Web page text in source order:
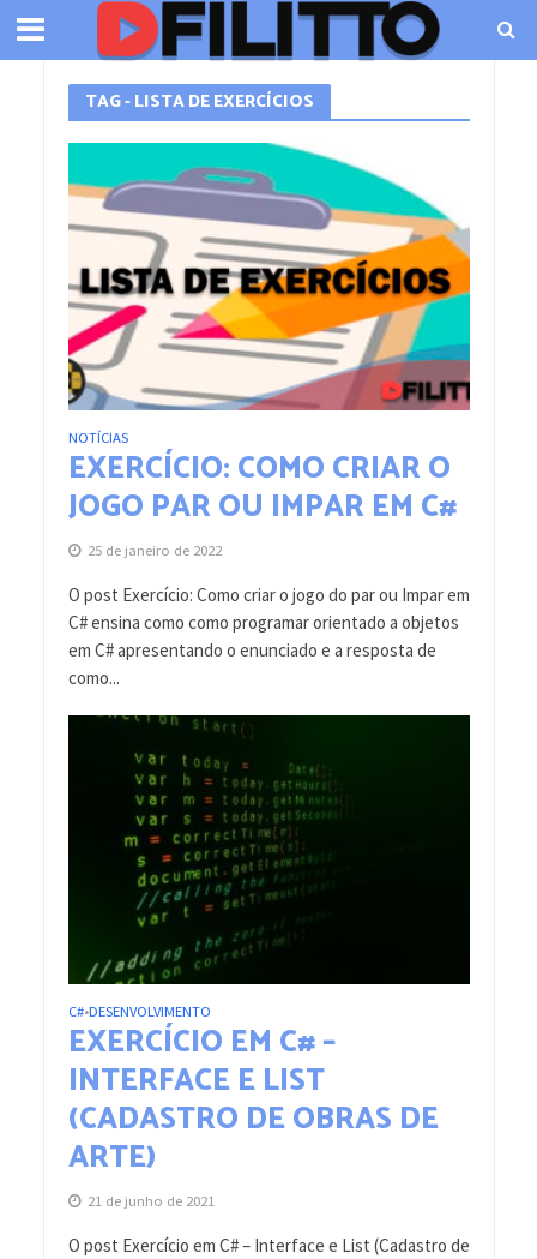
TAG - LISTA DE EXERCÍCIOS
NOTÍCIAS
EXERCÍCIO: COMO CRIAR O
JOGO PAR OU IMPAR EM C#
25 de janeiro de 2022
O post Exercício: Como criar o jogo do par ou Impar em
C# ensina como como programar orientado a objetos
em C# apresentando o enunciado e a resposta de
como...
C#•DESENVOLVIMENTO
EXERCÍCIO EM C# –
INTERFACE E LIST
(CADASTRO DE OBRAS DE
ARTE)
21 de junho de 2021
O post Exercício em C# – Interface e List (Cadastro de